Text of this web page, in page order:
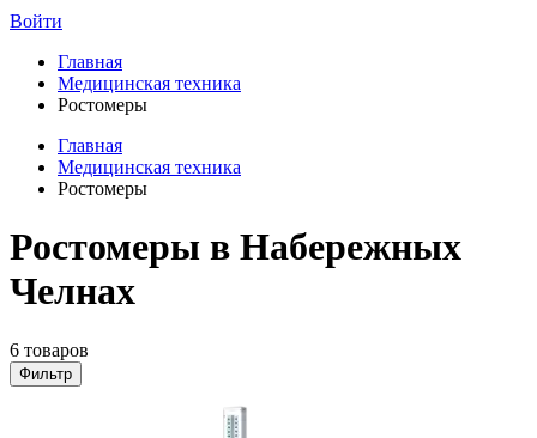
Войти
Главная
Медицинская техника
Ростомеры
Главная
Медицинская техника
Ростомеры
Ростомеры в Набережных
Челнах
6 товаров
Фильтр